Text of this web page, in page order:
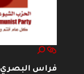
فراس البصري